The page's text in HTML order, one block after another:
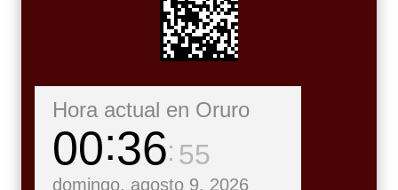
Hora actual en Oruro
00 36 56
domingo, agosto 9, 2026